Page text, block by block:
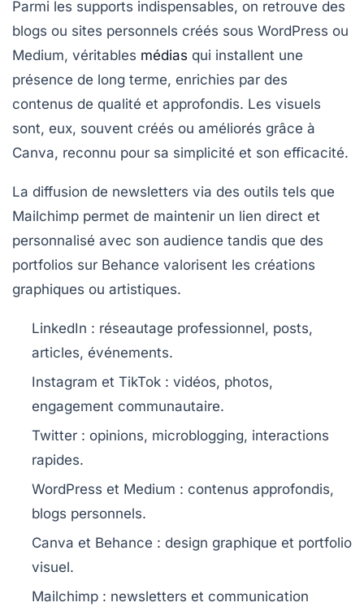
Parmi les supports indispensables, on retrouve des
blogs ou sites personnels créés sous WordPress ou
Medium, véritables médias qui installent une
présence de long terme, enrichies par des
contenus de qualité et approfondis. Les visuels
sont, eux, souvent créés ou améliorés grâce à
Canva, reconnu pour sa simplicité et son efficacité.
La diffusion de newsletters via des outils tels que
Mailchimp permet de maintenir un lien direct et
personnalisé avec son audience tandis que des
portfolios sur Behance valorisent les créations
graphiques ou artistiques.
LinkedIn : réseautage professionnel, posts,
articles, événements.
Instagram et TikTok : vidéos, photos,
engagement communautaire.
Twitter : opinions, microblogging, interactions
rapides.
WordPress et Medium : contenus approfondis,
blogs personnels.
Canva et Behance : design graphique et portfolio
visuel.
Mailchimp : newsletters et communication